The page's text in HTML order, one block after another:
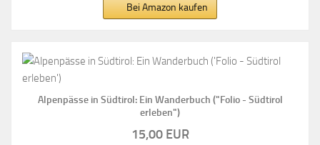
Bei Amazon kaufen
Alpenpässe in Südtirol: Ein Wanderbuch ("Folio - Südtirol
erleben")
15,00 EUR